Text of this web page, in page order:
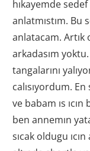
hıkayemde sedef
anlatmıstım. Bu
anlatacam. Artık
arkadasım
tangalarını
calısıyordum.
ve babam ıs ıcın
ben annemın
sıcak oldugu